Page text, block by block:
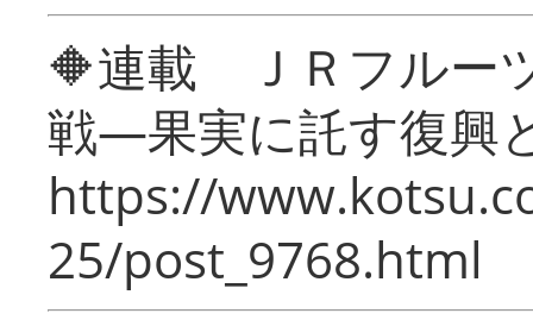
🔶連載 ＪＲフルー
戦―果実に託す復興
https://
25/post_9768.html